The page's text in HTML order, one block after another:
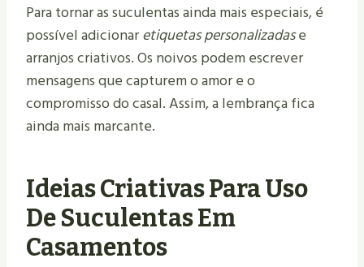
Para tornar as suculentas ainda mais especiais, é
possível adicionaretiquetas personalizadase
arranjos criativos. Os noivos podem escrever
mensagens que capturem o amor e o
compromisso do casal. Assim, a lembrança fica
ainda mais marcante.
Ideias Criativas Para Uso
De Suculentas Em
Casamentos